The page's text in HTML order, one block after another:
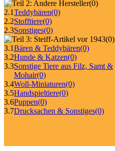
(0)
2.1Teddybären(0)
2.2Stofftiere(0)
2.3Sonstiges(0)
(0)
3.1Bären & Teddybären(0)
3.2Hunde & Katzen(0)
3.3Sonstige Tiere aus Filz, Samt &
Mohair(0)
3.4Woll-Miniaturen(0)
3.5Handspieltiere(0)
3.6Puppen(0)
3.7Drucksachen & Sonstiges(0)